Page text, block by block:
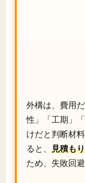
外構は、費用
性」「工期」
けだと判断材
ると、 見積も
ため、失敗回